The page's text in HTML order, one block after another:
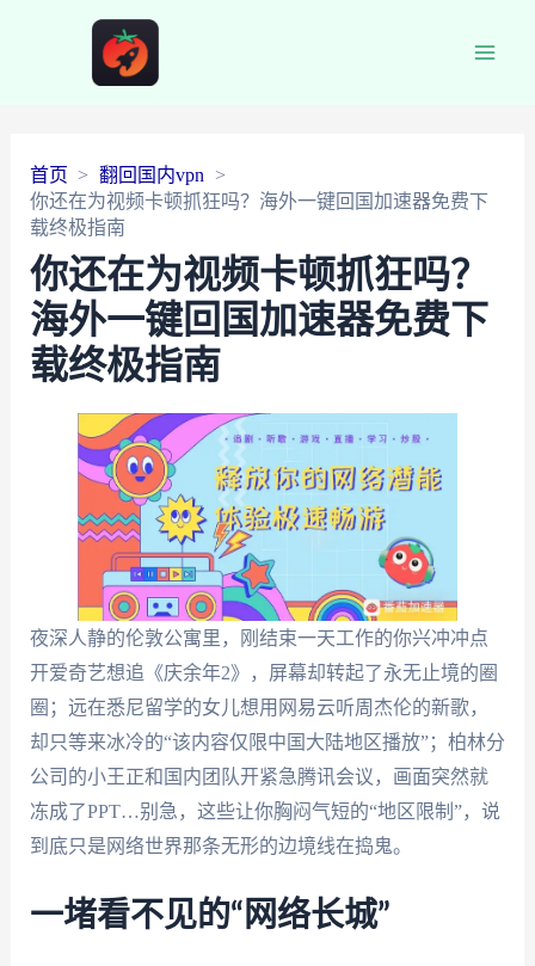
首页
翻回国内vpn
你还在为视频卡顿抓狂吗？海外一键回国加速器免费下
载终极指南
你还在为视频卡顿抓狂吗？
海外一键回国加速器免费下
载终极指南
夜深人静的伦敦公寓里，刚结束一天工作的你兴冲冲点
开爱奇艺想追《庆余年2》，屏幕却转起了永无止境的圈
圈；远在悉尼留学的女儿想用网易云听周杰伦的新歌，
却只等来冰冷的“该内容仅限中国大陆地区播放”；柏林分
公司的小王正和国内团队开紧急腾讯会议，画面突然就
冻成了PPT…别急，这些让你胸闷气短的“地区限制”，说
到底只是网络世界那条无形的边境线在捣鬼。
一堵看不见的“网络长城”